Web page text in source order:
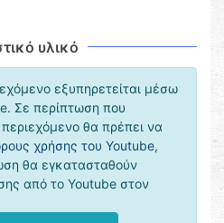
υλικό
εξυπηρετείται μέσω
Σε περίπτωση που
θα πρέπει να
χρήσης του Youtube,
θα εγκατασταθούν
από το Youtube στον